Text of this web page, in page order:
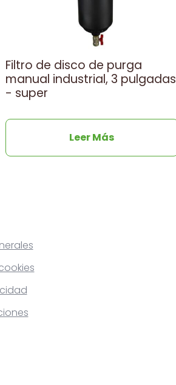
Filtro de disco de purga
manual industrial, 3 pulgadas
- super
Leer Más